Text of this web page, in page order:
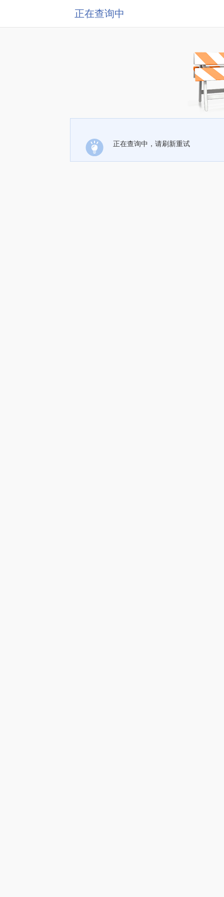
正在查询中
正在查询中，请刷新重试